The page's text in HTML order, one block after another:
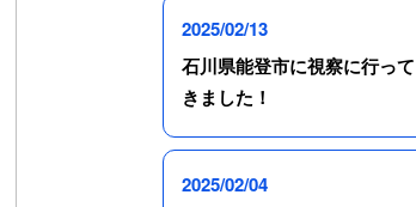
2025/02/13
石川県能登市に視察に行って
きました！
2025/02/04